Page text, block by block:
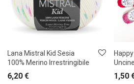
Lana Mistral Kid Sesia
100% Merino Irrestringibile
6,20 € 1,50